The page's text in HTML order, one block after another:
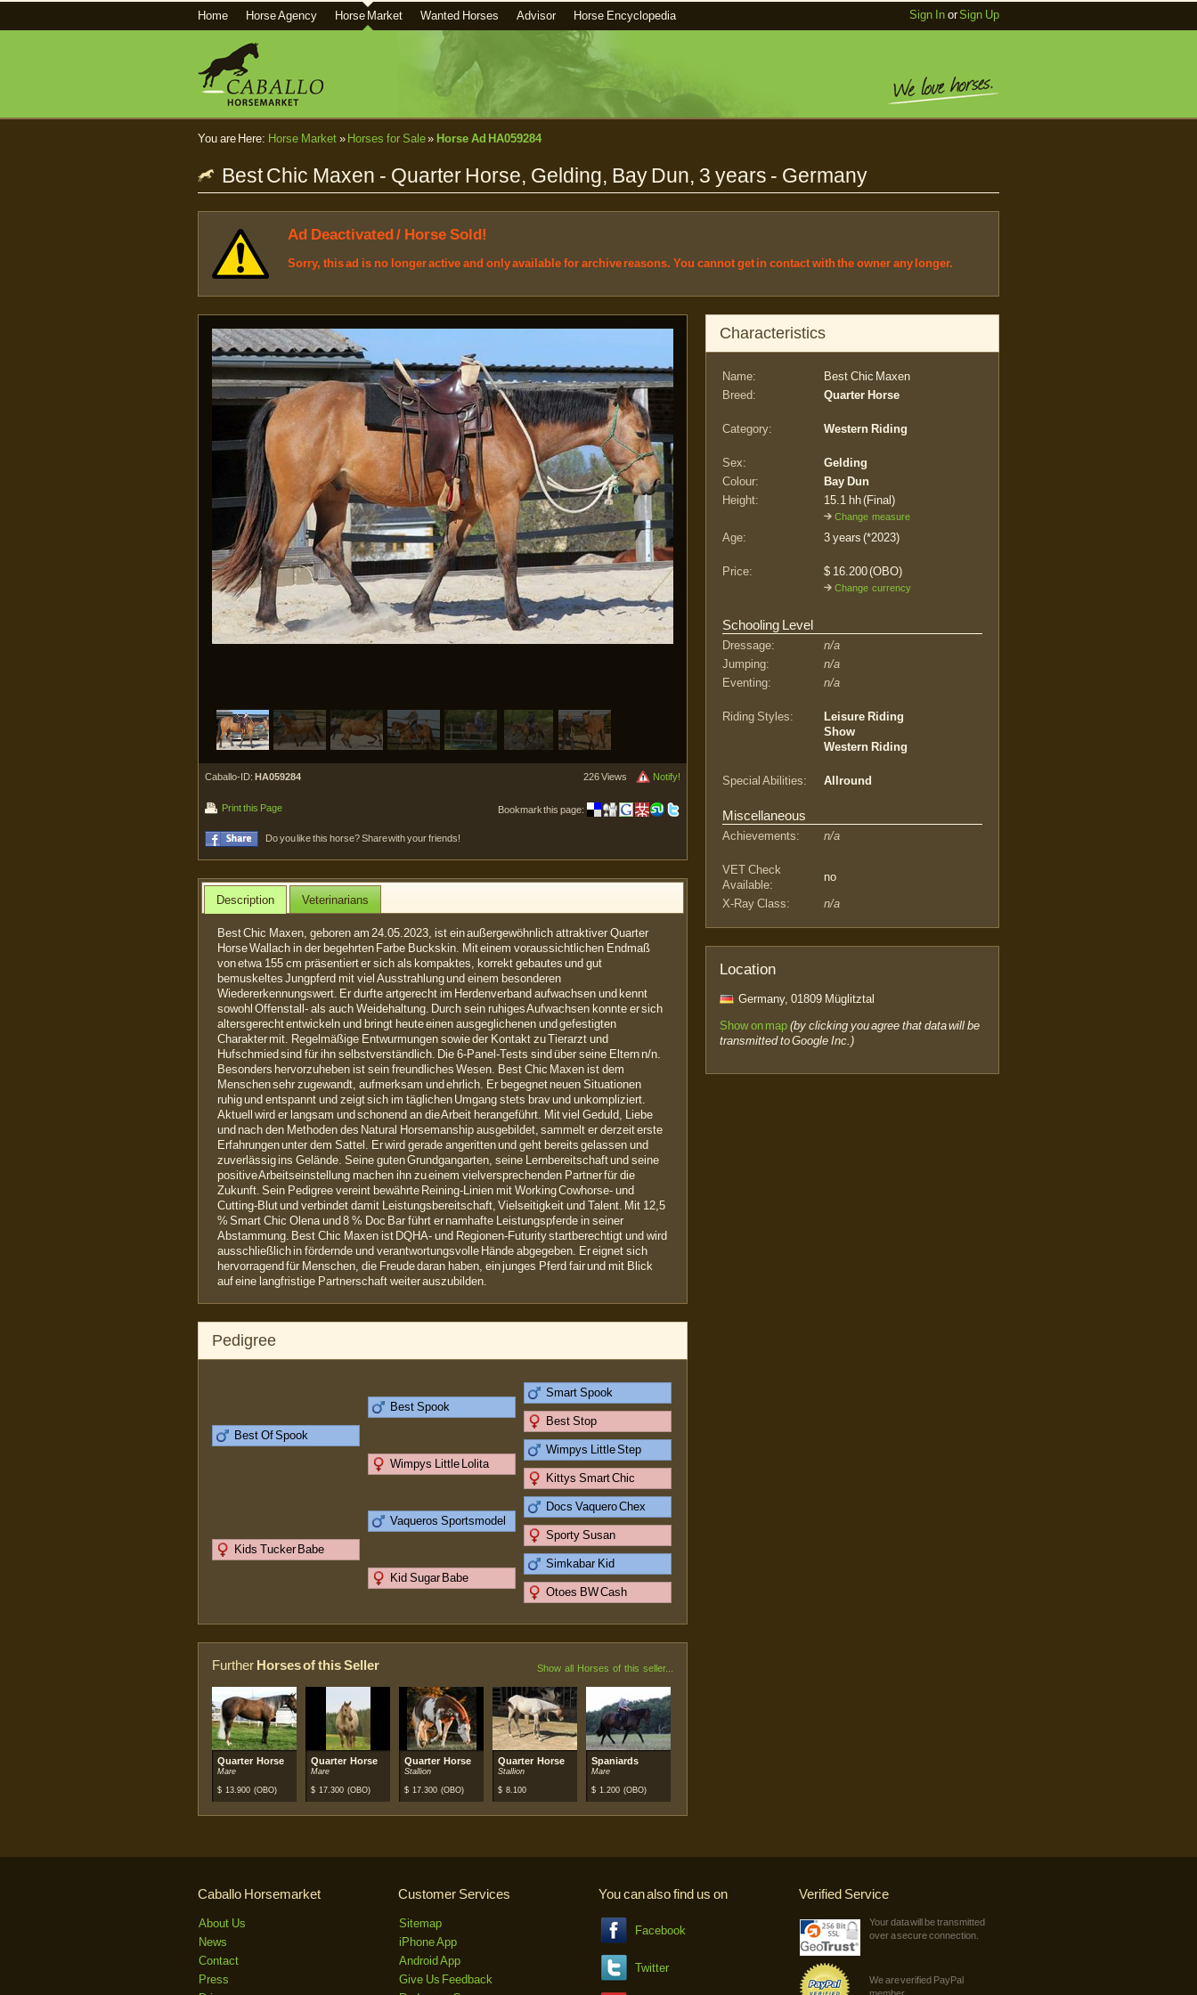
Home Horse Agency Horse Market Wanted Horses Advisor Horse Encyclopedia Sign InorSign Up
You are Here: Horse Market» Horses for Sale» Horse Ad HA059284
Best Chic Maxen - Quarter Horse, Gelding, Bay Dun, 3 years - Germany
Ad Deactivated / Horse Sold!
Sorry, this ad is no longer active and only available for archive reasons. You cannot get in contact with the owner any longer.
Caballo-ID: HA059284 Notify!
226 Views
Print this Page Bookmark this page:
Do you like this horse? Share with your friends!
Description Veterinarians
Best Chic Maxen, geboren am 24.05.2023, ist ein außergewöhnlich attraktiver Quarter
Horse Wallach in der begehrten Farbe Buckskin. Mit einem voraussichtlichen Endmaß
von etwa 155 cm präsentiert er sich als kompaktes, korrekt gebautes und gut
bemuskeltes Jungpferd mit viel Ausstrahlung und einem besonderen
Wiedererkennungswert. Er durfte artgerecht im Herdenverband aufwachsen und kennt
sowohl Offenstall- als auch Weidehaltung. Durch sein ruhiges Aufwachsen konnte er sich
altersgerecht entwickeln und bringt heute einen ausgeglichenen und gefestigten
Charakter mit. Regelmäßige Entwurmungen sowie der Kontakt zu Tierarzt und
Hufschmied sind für ihn selbstverständlich. Die 6-Panel-Tests sind über seine Eltern n/n.
Besonders hervorzuheben ist sein freundliches Wesen. Best Chic Maxen ist dem
Menschen sehr zugewandt, aufmerksam und ehrlich. Er begegnet neuen Situationen
ruhig und entspannt und zeigt sich im täglichen Umgang stets brav und unkompliziert.
Aktuell wird er langsam und schonend an die Arbeit herangeführt. Mit viel Geduld, Liebe
und nach den Methoden des Natural Horsemanship ausgebildet, sammelt er derzeit erste
Erfahrungen unter dem Sattel. Er wird gerade angeritten und geht bereits gelassen und
zuverlässig ins Gelände. Seine guten Grundgangarten, seine Lernbereitschaft und seine
positive Arbeitseinstellung machen ihn zu einem vielversprechenden Partner für die
Zukunft. Sein Pedigree vereint bewährte Reining-Linien mit Working Cowhorse- und
Cutting-Blut und verbindet damit Leistungsbereitschaft, Vielseitigkeit und Talent. Mit 12,5
% Smart Chic Olena und 8 % Doc Bar führt er namhafte Leistungspferde in seiner
Abstammung. Best Chic Maxen ist DQHA- und Regionen-Futurity startberechtigt und wird
ausschließlich in fördernde und verantwortungsvolle Hände abgegeben. Er eignet sich
hervorragend für Menschen, die Freude daran haben, ein junges Pferd fair und mit Blick
auf eine langfristige Partnerschaft weiter auszubilden.
Pedigree
Best Of Spook
Best Spook
Smart Spook
Best Stop
Wimpys Little Lolita
Wimpys Little Step
Kittys Smart Chic
Kids Tucker Babe
Vaqueros Sportsmodel
Docs Vaquero Chex
Sporty Susan
Kid Sugar Babe
Simkabar Kid
Otoes BW Cash
Further Horses of this Seller Show all Horses of this seller...
Quarter Horse
Mare
$ 13.900 (OBO)
Quarter Horse
Mare
$ 17.300 (OBO)
Quarter Horse
Stallion
$ 17.300 (OBO)
Quarter Horse
Stallion
$ 8.100
Spaniards
Mare
$ 1.200 (OBO)
Characteristics
Name:
Best Chic Maxen
Breed:
Quarter Horse
Category: Western Riding
Sex:
Gelding
Colour:
Bay Dun
Height:
15.1 hh (Final)
Change measure
Age: 3 years (*2023)
Price: $ 16.200 (OBO)
Change currency
Schooling Level
Dressage:
n/a
Jumping:
n/a
Eventing:
n/a
Riding Styles:
Leisure Riding
Show
Western Riding
Special Abilities: Allround
Miscellaneous
Achievements: n/a
VET Check
Available:
no
X-Ray Class:
n/a
Location
Germany, 01809 Müglitztal
Show on map (by clicking you agree that data will be
transmitted to Google Inc.)
Caballo Horsemarket
About Us
News
Contact
Press
Customer Services
Sitemap
iPhone App
Android App
Give Us Feedback
You can also find us on
Facebook
Twitter
Verified Service
Your data will be transmitted
over a secure connection.
We are verified PayPal